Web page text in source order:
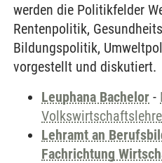
werden die Politikfelder
Rentenpolitik,
Bildungspolitik,
vorgestellt und diskutiert.
Leuphana Bachelor -
Volkswirtschaftslehre
Lehramt an
Fachrichtung